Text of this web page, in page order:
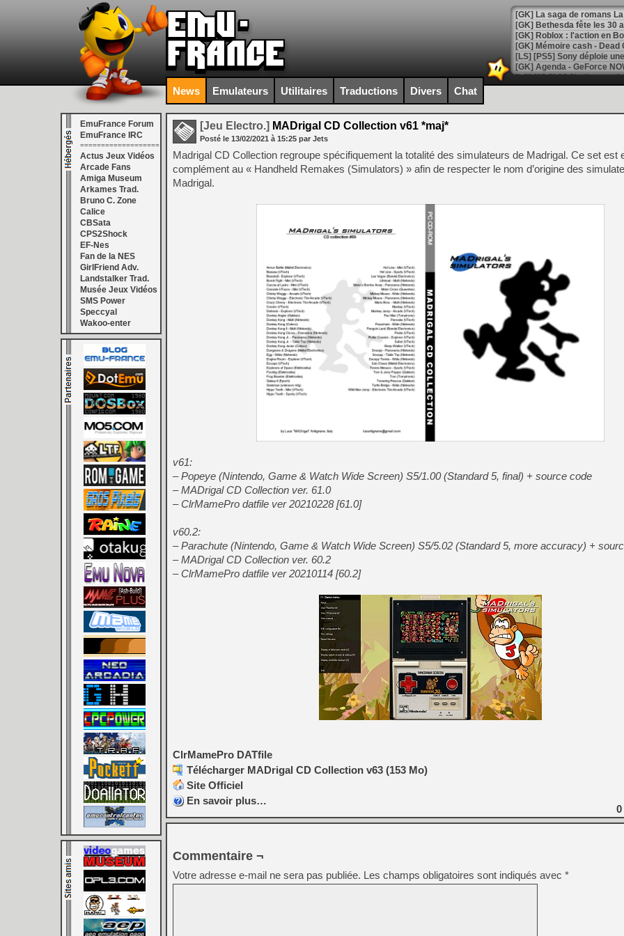
[GK] Bethesda fête les 30
[GK] Roblox : l'action en
[GK] Agenda - GeForce
[GK] Devolver Digital en a
[LS] [PS5] ps5-y2jb-
[GK] Pourquoi Marvel
[GK] Test : Restory : Chill
[GK] GTA 6 : Rockstar
[GK] Hot Wheels Infinite
[GK] Mémoire cash -
[GK] Résultats Nintendo :
[GK] Déjà des
[GK] Minecraft et ses «
[GK] Beast of
[GK] Ubisoft : fin de partie
[GK] Mémoire cash -
[GK] Dan Houser (GTA)
[GK] Comment EA Sports
[GK] Crimson Moon : un
[GK] Isle of Reveries : le
[GK] Moonlighter 2 : The
[GK] Capcom relance
[GK] Le beat'em up The
[GK] Endless Legend 2 :
[LS] [PS5] Le WebKit
[GK] Oubliez Crazy Taxi,
[LS] [Switch] NSZ 5.0.0
News Emulateurs Utilitaires Traductions Divers Chat
EmuFrance Forum
EmuFrance IRC
===================
Actus Jeux Vidéos
Arcade Fans
Amiga Museum
Arkames Trad.
Bruno C. Zone
Calice
CBSata
CPS2Shock
EF-Nes
Fan de la NES
GirlFriend Adv.
Landstalker Trad.
Musée Jeux Vidéos
SMS Power
Speccyal
Wakoo-enter
[Jeu Electro.] MADrigal CD Collection v61 *maj*
Posté le 13/02/2021 à 15:25 par Jets
Madrigal CD Collection regroupe spécifiquement la totalité des simulateurs de Madrigal. Ce set est
complément au « Handheld Remakes (Simulators) » afin de respecter le nom d’origine des
Madrigal.
v61:
– Popeye (Nintendo, Game & Watch Wide Screen) S5/1.00 (Standard 5, final) + source code
– MADrigal CD Collection ver. 61.0
– ClrMamePro datfile ver 20210228 [61.0]
v60.2:
– Parachute (Nintendo, Game & Watch Wide Screen) S5/5.02 (Standard 5, more accuracy) +
– MADrigal CD Collection ver. 60.2
– ClrMamePro datfile ver 20210114 [60.2]
ClrMamePro DATfile
Télécharger MADrigal CD Collection v63 (153 Mo)
Site Officiel
En savoir plus…
0
Commentaire ¬
Votre adresse e-mail ne sera pas publiée. Les champs obligatoires sont indiqués avec *